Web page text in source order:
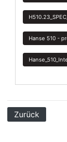
Hanse 510 -
Zurück